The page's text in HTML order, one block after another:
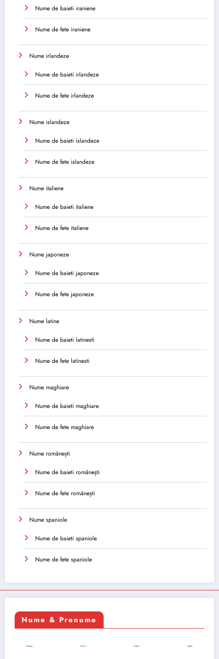
Nume de baieti iraniene
Nume de fete iraniene
Nume irlandeze
Nume de baieti irlandeze
Nume de fete irlandeze
Nume islandeze
Nume de baieti islandeze
Nume de fete islandeze
Nume italiene
Nume de baieti italiene
Nume de fete italiene
Nume japoneze
Nume de baieti japoneze
Nume de fete japoneze
Nume latine
Nume de baieti latinesti
Nume de fete latinesti
Nume maghiare
Nume de baieti maghiare
Nume de fete maghiare
Nume românești
Nume de baieti românești
Nume de fete românești
Nume spaniole
Nume de baieti spaniole
Nume de fete spaniole
Nume & Prenume